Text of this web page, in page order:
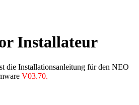
Installateur
die Installationsanleitung für den NEO
V03.70.